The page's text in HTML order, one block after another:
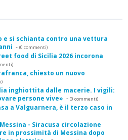
e si schianta contro una vettura
- (0 commenti)
food di Sicilia 2026 incorona
chiesto un nuovo
inghiottita dalle macerie. I vigili:
persone vive» - (0 commenti)
a Valguarnera, è il terzo caso in
- Siracusa circolazione
in prossimità di Messina dopo